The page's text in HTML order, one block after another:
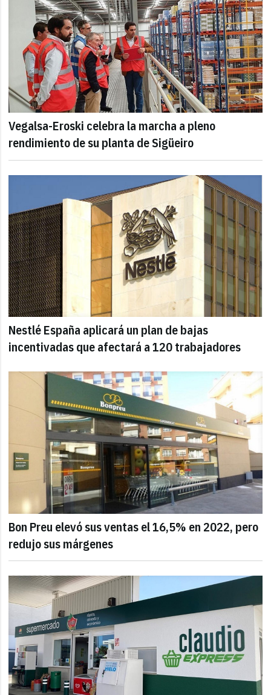
Vegalsa-Eroski celebra la marcha a pleno
rendimiento de su planta de Sigüeiro
Nestlé España aplicará un plan de bajas
incentivadas que afectará a 120 trabajadores
Bon Preu elevó sus ventas el 16,5% en 2022, pero
redujo sus márgenes